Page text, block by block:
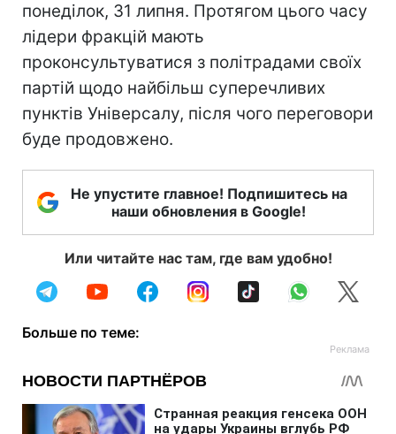
понеділок, 31 липня. Протягом цього часу
лідери фракцій мають
проконсультуватися з політрадами своїх
партій щодо найбільш суперечливих
пунктів Універсалу, після чого переговори
буде продовжено.
Не упустите главное! Подпишитесь на
наши обновления в Google!
Или читайте нас там, где вам удобно!
Больше по теме: